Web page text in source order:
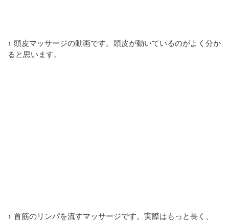
↑ 頭皮マッサージの動画です。頭皮が動いているのがよく分か
ると思います。
↑ 首筋のリンパを流すマッサージです。実際はもっと長く、